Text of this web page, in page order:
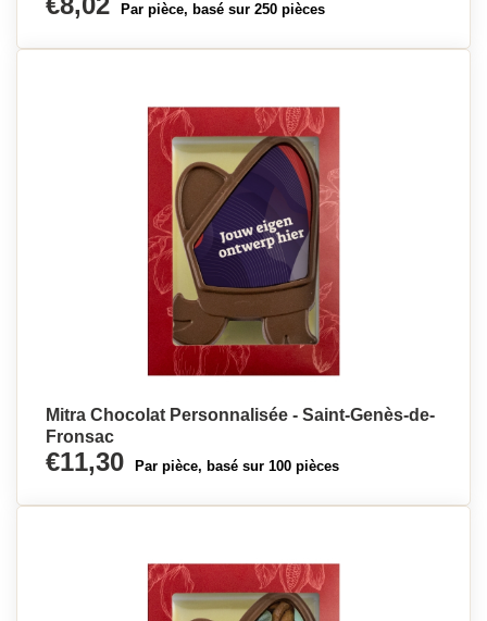
Par pièce, basé sur 250 pièces
Mitra Chocolat Personnalisée - Saint-Genès-de-
Fronsac
€11,30 Par pièce, basé sur 100 pièces